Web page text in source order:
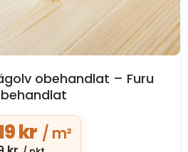
obehandlat – Furu
kr / m²